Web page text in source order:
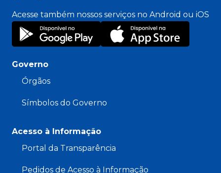
Acesse também nossos serviços no Android ou iOS
Governo
Órgãos
Símbolos do Governo
Acesso à Informação
Portal da Transparência
Pedidos de Acesso à Informação